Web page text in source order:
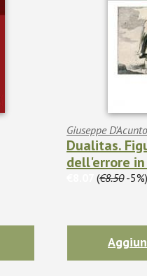
Giuseppe D'Acunto
Dualitas.
dell'errore
(€8.50-5%)